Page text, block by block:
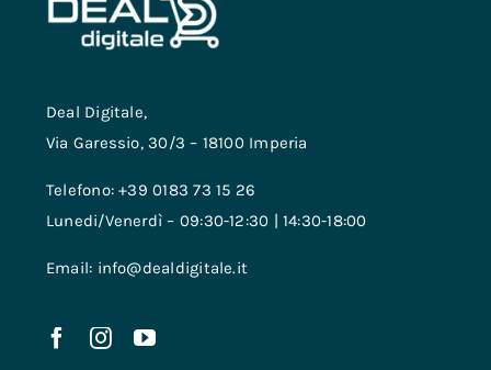
Deal Digitale,
Via Garessio, 30/3 – 18100 Imperia
Telefono: +39 0183 73 15 26
Lunedi/Venerdì – 09:30-12:30 | 14:30-18:00
Email: info@dealdigitale.it